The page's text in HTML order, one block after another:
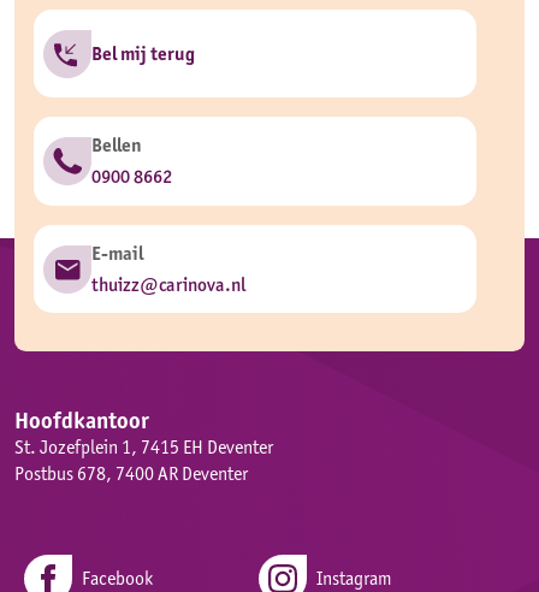
Bel mij terug
Bellen
0900 8662
E-mail
thuizz@carinova.nl
Hoofdkantoor
St. Jozefplein 1, 7415 EH Deventer
Postbus 678, 7400 AR Deventer
Facebook Instagram